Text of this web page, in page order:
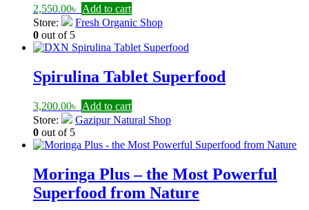
2,550.00৳ Add to cart
Store:
Fresh Organic Shop
0 out of 5
Spirulina Tablet Superfood
3,200.00৳ Add to cart
Store:
Gazipur Natural Shop
0 out of 5
Moringa Plus – the Most Powerful
Superfood from Nature